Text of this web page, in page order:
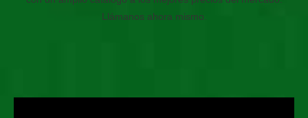
Llámanos ahora mismo.